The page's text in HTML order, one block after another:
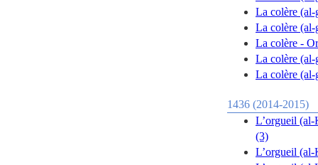
La colère (al-
La colère (al-
La colère -
La colère
La colère (al-
1436 (2014-2015)
L’orgueil (al-
(3)
L’orgueil (al-